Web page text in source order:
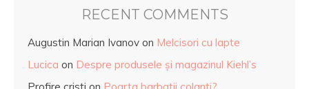
RECENT COMMENTS
Augustin Marian Ivanov on Melcisori cu lapte
Lucica on Despre produsele și magazinul Kiehl’s